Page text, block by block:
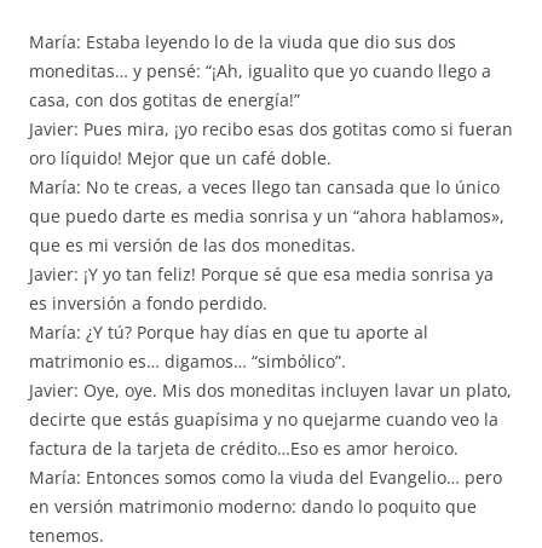
María: Estaba leyendo lo de la viuda que dio sus dos
moneditas… y pensé: “¡Ah, igualito que yo cuando llego a
casa, con dos gotitas de energía!”
Javier: Pues mira, ¡yo recibo esas dos gotitas como si fueran
oro líquido! Mejor que un café doble.
María: No te creas, a veces llego tan cansada que lo único
que puedo darte es media sonrisa y un “ahora hablamos»,
que es mi versión de las dos moneditas.
Javier: ¡Y yo tan feliz! Porque sé que esa media sonrisa ya
es inversión a fondo perdido.
María: ¿Y tú? Porque hay días en que tu aporte al
matrimonio es… digamos… “simbólico”.
Javier: Oye, oye. Mis dos moneditas incluyen lavar un plato,
decirte que estás guapísima y no quejarme cuando veo la
factura de la tarjeta de crédito…Eso es amor heroico.
María: Entonces somos como la viuda del Evangelio… pero
en versión matrimonio moderno: dando lo poquito que
tenemos.